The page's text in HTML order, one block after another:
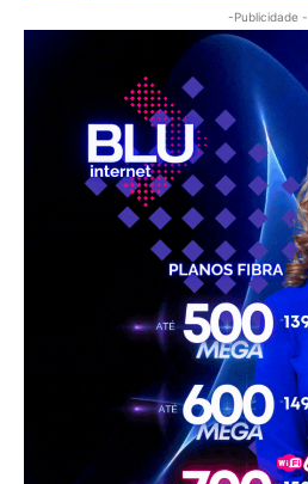
-Publicidade -